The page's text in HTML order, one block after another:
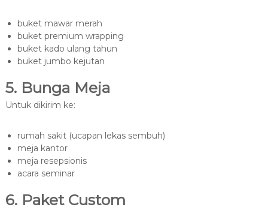
buket mawar merah
buket premium wrapping
buket kado ulang tahun
buket jumbo kejutan
5. Bunga Meja
Untuk dikirim ke:
rumah sakit (ucapan lekas sembuh)
meja kantor
meja resepsionis
acara seminar
6. Paket Custom